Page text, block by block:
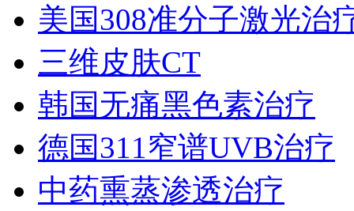
美国308准分子激光治
三维皮肤CT
韩国无痛黑色素治疗
德国311窄谱UVB治疗
中药熏蒸渗透治疗